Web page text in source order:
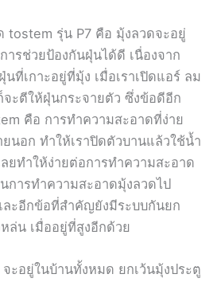
tostem รุ่น P7 คือ มุ้งลวดจะอยู่
รช่วยป้องกันฝุ่นได้ดี เนื่องจาก
ที่เกาะอยู่ที่มุ้ง เมื่อเราเปิดแอร์ ลม
จะตีให้ฝุ่นกระจายตัว ซึ่งข้อดีอีก
คือ การทำความสะอาดที่ง่าย
ยนอก ทำให้เราปิดตัวบานแล้วใช้น้ำ
ยทำให้ง่ายต่อการทำความสะอาด
การทำความสะอาดมุ้งลวดไป
ละอีกข้อที่สำคัญยังมีระบบกันยก
ล่น เมื่ออยู่ที่สูงอีกด้วย
ะอยู่ในบ้านทั้งหมด ยกเว้นมุ้งประตู